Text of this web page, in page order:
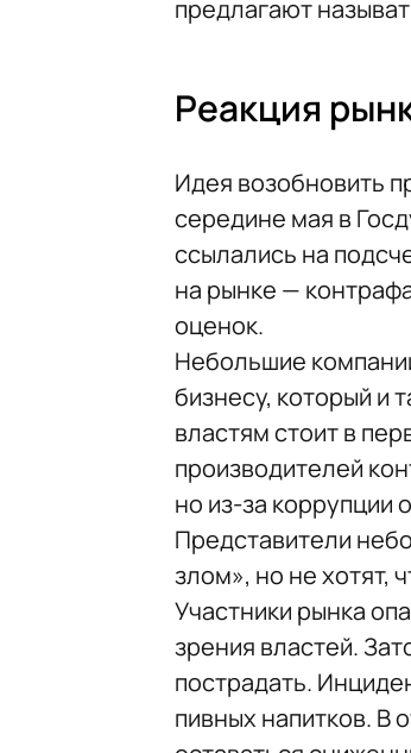
предлагают
Реакция
Идея возобновить
середине мая в
ссылались на
на рынке —
оценок.
Небольшие
бизнесу, который и
властям стоит в
производителей
но из-за коррупции
Представители
злом», но не хотят,
Участники рынка
зрения властей.
пострадать.
пивных напитков. В